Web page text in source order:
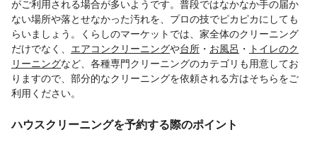
がご利用される場合が多いようです。普段ではなかなか手の届か
ない場所や落とせなかった汚れを、プロの技でピカピカにしても
らいましょう。くらしのマーケットでは、家全体のクリーニング
だけでなく、 エアコンクリーニングや台所 ・ お風呂 ・ トイレのク
リーニングなど、各種専門クリーニングのカテゴリも用意してお
りますので、部分的なクリーニングを依頼される方はそちらをご
利用ください。
ハウスクリーニングを予約する際のポイント